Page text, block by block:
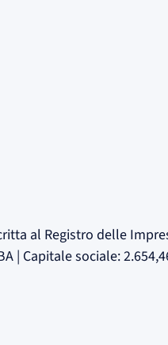
al Registro delle
| Capitale sociale: